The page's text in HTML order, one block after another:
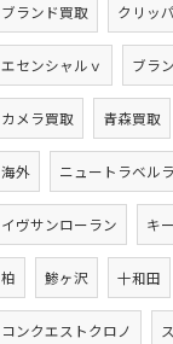
ブランド買取 クリッ
エセンシャルｖ ブラ
カメラ買取 青森買取
海外 ニュートラベル
イヴサンローラン キ
柏 鯵ヶ沢 十和田
コンクエストクロノ